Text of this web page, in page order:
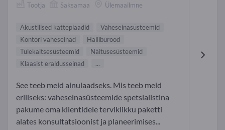
Tootja Saksamaa Ülemaailmne
Akustilised katteplaadid
Vaheseinasüsteemid
Kontori vaheseinad
Hallibürood
Tulekaitsesüsteemid
Näituse süsteemid
Klaasist eraldusseinad
...
See teeb meid ainulaadseks. Mis teeb meid
eriliseks: vaheseinasüsteemide spetsialistina
pakume oma klientidele terviklikku paketti
alates konsultatsioonist ja planeerimises...